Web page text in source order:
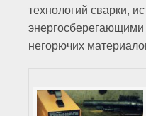
технологий сварки,
энергосберегающими
негорючих